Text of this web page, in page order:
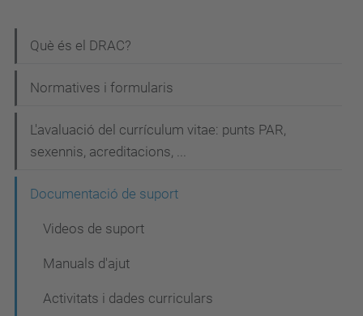
a
v
a
Què és el DRAC?
Normatives i formularis
L'avaluació del currículum vitae: punts PAR,
sexennis, acreditacions, ...
Documentació de suport
Videos de suport
Manuals d'ajut
Activitats i dades curriculars